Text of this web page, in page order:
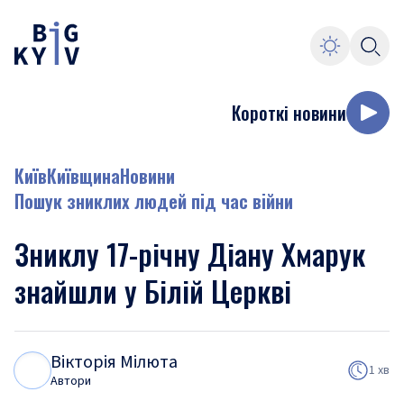
Короткі новини
КиївКиївщинаНовини
Пошук зниклих людей під час війни
Зниклу 17-річну Діану Хмарук
знайшли у Білій Церкві
Вікторія Мілюта
Автори
1 хв